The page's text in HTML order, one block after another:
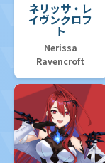
ネリッサ・レ
イヴンクロフ
ト
Nerissa
Ravencroft